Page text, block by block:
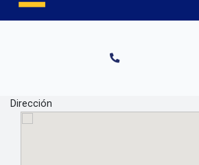
Dirección